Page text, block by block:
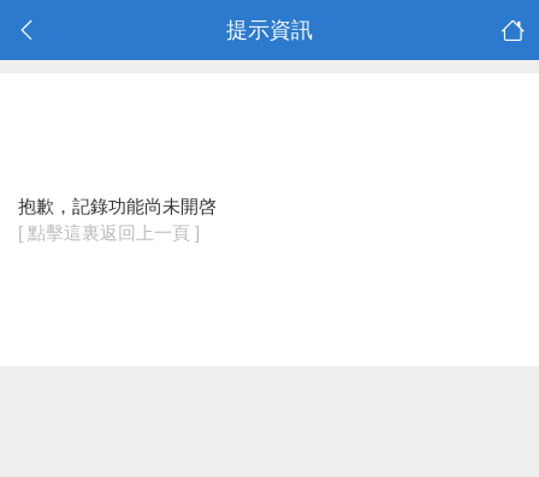
提示資訊
抱歉，記錄功能尚未開啓
[ 點擊這裏返回上一頁 ]